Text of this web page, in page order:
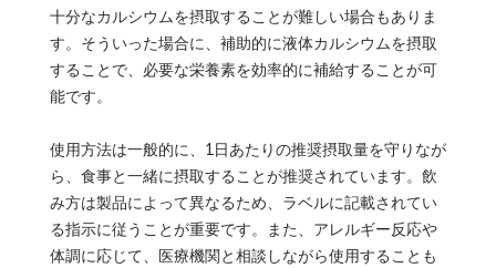
十分なカルシウムを摂取することが難しい場合もありま
す。そういった場合に、補助的に液体カルシウムを摂取
することで、必要な栄養素を効率的に補給することが可
能です。
使用方法は一般的に、1日あたりの推奨摂取量を守りなが
ら、食事と一緒に摂取することが推奨されています。飲
み方は製品によって異なるため、ラベルに記載されてい
る指示に従うことが重要です。また、アレルギー反応や
体調に応じて、医療機関と相談しながら使用することも